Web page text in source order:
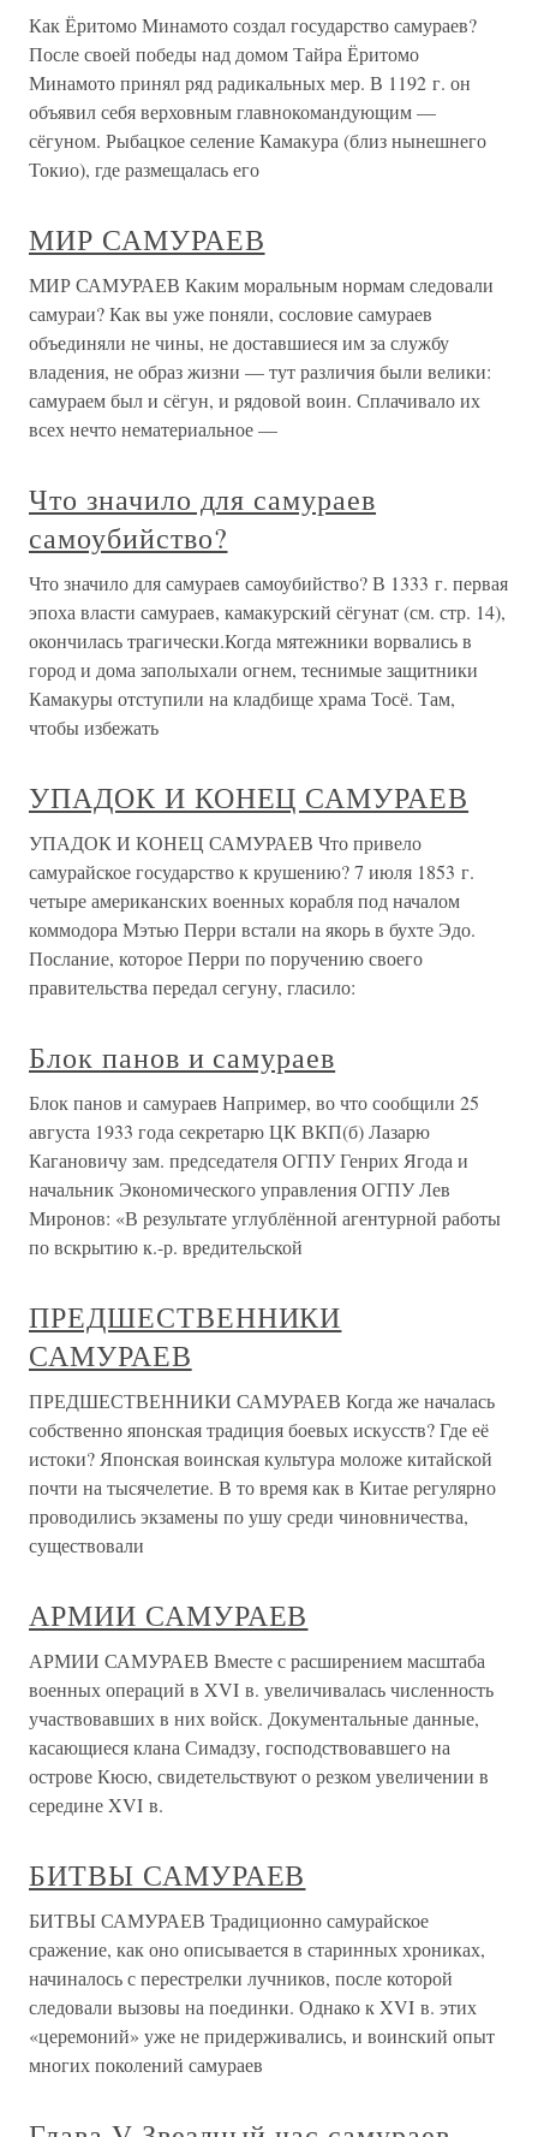
Как Ёритомо Минамото создал государство самураев?
После своей победы над домом Тайра Ёритомо
Минамото принял ряд радикальных мер. В 1192 г. он
объявил себя верховным главнокомандующим —
сёгуном. Рыбацкое селение Камакура (близ нынешнего
Токио), где размещалась его
МИР САМУРАЕВ
МИР САМУРАЕВ Каким моральным нормам следовали
самураи? Как вы уже поняли, сословие самураев
объединяли не чины, не доставшиеся им за службу
владения, не образ жизни — тут различия были велики:
самураем был и сёгун, и рядовой воин. Сплачивало их
всех нечто нематериальное —
Что значило для самураев
самоубийство?
Что значило для самураев самоубийство? В 1333 г. первая
эпоха власти самураев, камакурский сёгунат (см. стр. 14),
окончилась трагически.Когда мятежники ворвались в
город и дома заполыхали огнем, теснимые защитники
Камакуры отступили на кладбище храма Тосё. Там,
чтобы избежать
УПАДОК И КОНЕЦ САМУРАЕВ
УПАДОК И КОНЕЦ САМУРАЕВ Что привело
самурайское государство к крушению? 7 июля 1853 г.
четыре американских военных корабля под началом
коммодора Мэтью Перри встали на якорь в бухте Эдо.
Послание, которое Перри по поручению своего
правительства передал сегуну, гласило:
Блок панов и самураев
Блок панов и самураев Например, во что сообщили 25
августа 1933 года секретарю ЦК ВКП(б) Лазарю
Кагановичу зам. председателя ОГПУ Генрих Ягода и
начальник Экономического управления ОГПУ Лев
Миронов: «В результате углублённой агентурной работы
по вскрытию к.-р. вредительской
ПРЕДШЕСТВЕННИКИ
САМУРАЕВ
ПРЕДШЕСТВЕННИКИ САМУРАЕВ Когда же началась
собственно японская традиция боевых искусств? Где её
истоки? Японская воинская культура моложе китайской
почти на тысячелетие. В то время как в Китае регулярно
проводились экзамены по ушу среди чиновничества,
существовали
АРМИИ САМУРАЕВ
АРМИИ САМУРАЕВ Вместе с расширением масштаба
военных операций в XVI в. увеличивалась численность
участвовавших в них войск. Документальные данные,
касающиеся клана Симадзу, господствовавшего на
острове Кюсю, свидетельствуют о резком увеличении в
середине XVI в.
БИТВЫ САМУРАЕВ
БИТВЫ САМУРАЕВ Традиционно самурайское
сражение, как оно описывается в старинных хрониках,
начиналось с перестрелки лучников, после которой
следовали вызовы на поединки. Однако к XVI в. этих
«церемоний» уже не придерживались, и воинский опыт
многих поколений самураев